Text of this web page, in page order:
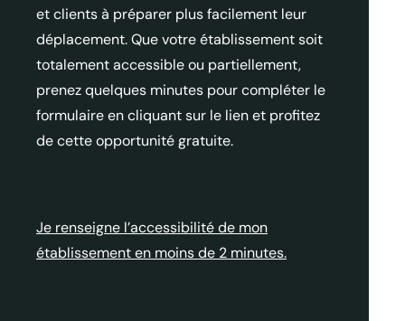
et clients à préparer plus facilement leur
déplacement. Que votre établissement soit
totalement accessible ou partiellement,
prenez quelques minutes pour compléter le
formulaire en cliquant sur le lien et profitez
de cette opportunité gratuite.
Je renseigne l’accessibilité de mon
établissement en moins de 2 minutes.